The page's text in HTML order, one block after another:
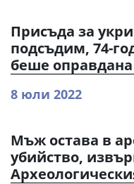
Присъда за
подсъдим, 74-
беше оправдана
8 юли 2022
Мъж остава в
убийство,